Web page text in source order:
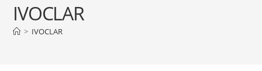
IVOCLAR
> IVOCLAR